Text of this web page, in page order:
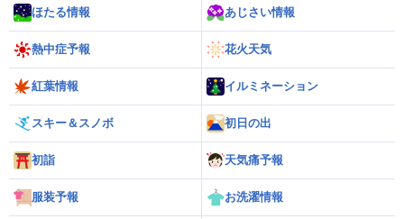
ほたる情報 あじさい情報
熱中症予報 花火天気
紅葉情報 イルミネーション
スキー＆スノボ 初日の出
初詣 天気痛予報
服装予報 お洗濯情報